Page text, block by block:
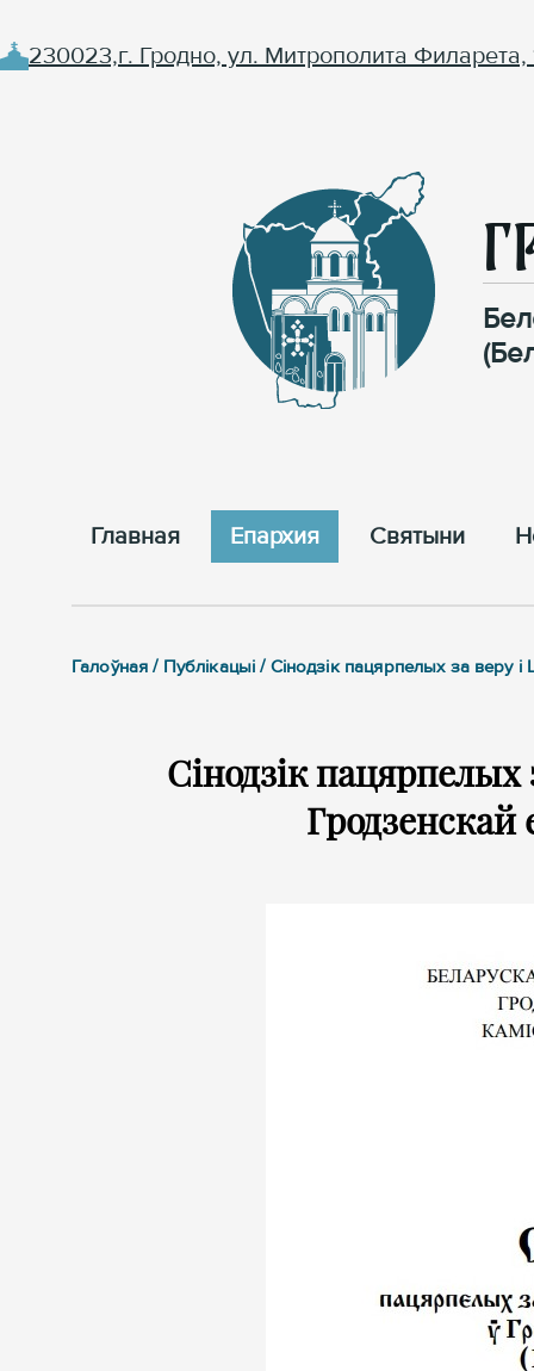
230023,г. Гродно, ул. Митрополита Филарета,
Главная Епархия Cвятыни
Галоўная / Публікацыі / Сінодзік пацярпелых за веру
Сінодзік
Гродзенскай